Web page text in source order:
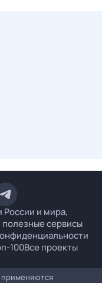
и мира,
полезные сервисы
100Все проекты